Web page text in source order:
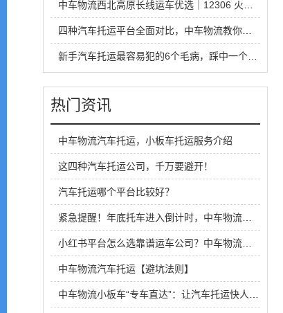
热门资讯
中车物流汽车托运，小板车托运服务介绍
这四种汽车托运公司，千万要避开！
汽车托运哪个平台比较好？
中车物流汽车托运【避坑法则】